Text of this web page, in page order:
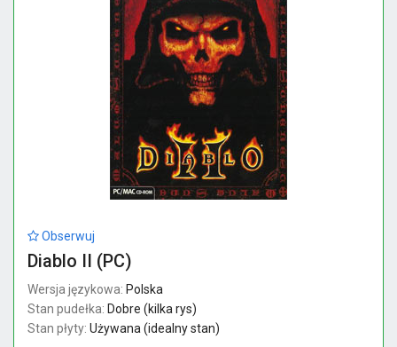
Obserwuj
Diablo II (PC)
Wersja językowa: Polska
Stan pudełka: Dobre (kilka rys)
Stan płyty: Używana (idealny stan)